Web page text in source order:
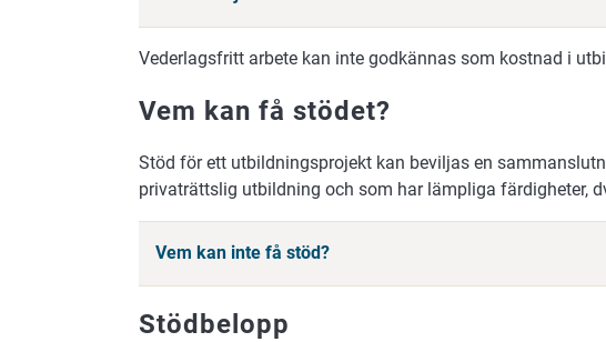
Vederlagsfritt arbete kan inte godkännas som kostnad i
Vem kan få stödet?
Stöd för ett utbildningsprojekt kan beviljas en
privaträttslig utbildning och som har lämpliga färdigheter,
Vem kan inte få stöd?
Stödbelopp